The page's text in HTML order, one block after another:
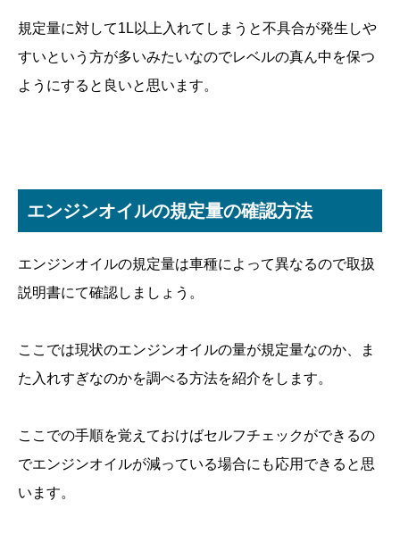
規定量に対して1L以上入れてしまうと不具合が発生しや
すいという方が多いみたいなのでレベルの真ん中を保つ
ようにすると良いと思います。
エンジンオイルの規定量の確認方法
エンジンオイルの規定量は車種によって異なるので取扱
説明書にて確認しましょう。
ここでは現状のエンジンオイルの量が規定量なのか、ま
た入れすぎなのかを調べる方法を紹介をします。
ここでの手順を覚えておけばセルフチェックができるの
でエンジンオイルが減っている場合にも応用できると思
います。